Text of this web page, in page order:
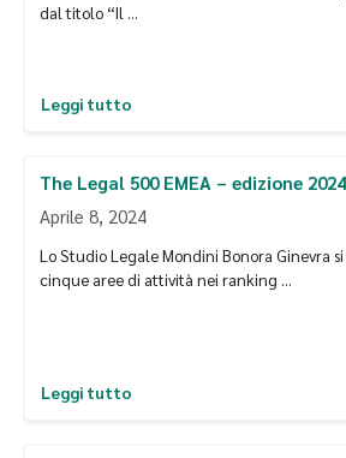
dal titolo “Il …
Leggi tutto
The Legal 500 EMEA – edizione 2024
Aprile 8, 2024
Lo Studio Legale Mondini Bonora Ginevra
cinque aree di attività nei ranking …
Leggi tutto